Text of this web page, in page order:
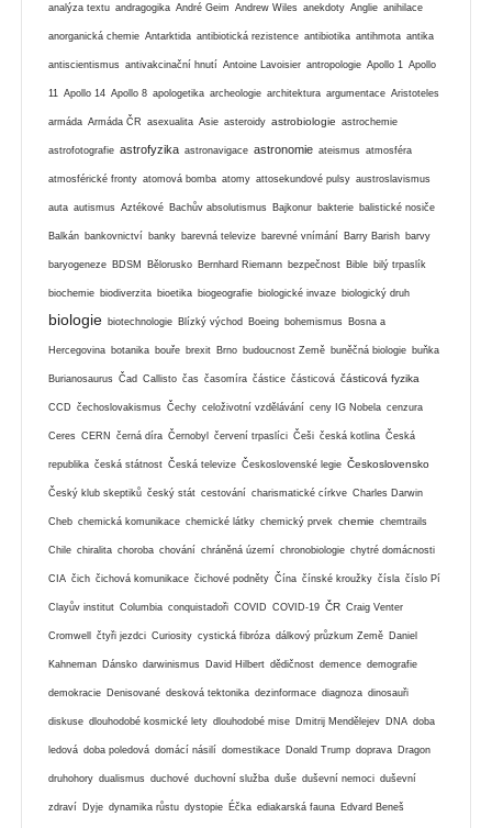
analýza textu andragogika André Geim Andrew Wiles anekdoty Anglie anihilace
anorganická chemie Antarktida antibiotická rezistence antibiotika antihmota antika
antiscientismus antivakcinační hnutí Antoine Lavoisier antropologie Apollo 1 Apollo
11 Apollo 14 Apollo 8 apologetika archeologie architektura argumentace Aristoteles
armáda Armáda ČR asexualita Asie asteroidy astrobiologie astrochemie
astrofotografie astrofyzika astronavigace astronomie ateismus atmosféra
atmosférické fronty atomová bomba atomy attosekundové pulsy austroslavismus
auta autismus Aztékové Bachův absolutismus Bajkonur bakterie balistické nosiče
Balkán bankovnictví banky barevná televize barevné vnímání Barry Barish barvy
baryogeneze BDSM Bělorusko Bernhard Riemann bezpečnost Bible bilý trpaslík
biochemie biodiverzita bioetika biogeografie biologické invaze biologický druh
biologie biotechnologie Blízký východ Boeing bohemismus Bosna a
Hercegovina botanika bouře brexit Brno budoucnost Země buněčná biologie buňka
Burianosaurus Čad Callisto čas časomíra částice částicová částicová fyzika
CCD čechoslovakismus Čechy celoživotní vzdělávání ceny IG Nobela cenzura
Ceres CERN černá díra Černobyl červení trpaslíci Češi česká kotlina Česká
republika česká státnost Česká televize Československé legie Československo
Český klub skeptiků český stát cestování charismatické církve Charles Darwin
Cheb chemická komunikace chemické látky chemický prvek chemie chemtrails
Chile chiralita choroba chování chráněná území chronobiologie chytré domácnosti
CIA čich čichová komunikace čichové podněty Čína čínské kroužky čísla číslo Pí
Clayův institut Columbia conquistadoři COVID COVID-19 ČR Craig Venter
Cromwell čtyři jezdci Curiosity cystická fibróza dálkový průzkum Země Daniel
Kahneman Dánsko darwinismus David Hilbert dědičnost demence demografie
demokracie Denisované desková tektonika dezinformace diagnoza dinosauři
diskuse dlouhodobé kosmické lety dlouhodobé mise Dmitrij Mendělejev DNA doba
ledová doba poledová domácí násilí domestikace Donald Trump doprava Dragon
druhohory dualismus duchové duchovní služba duše duševní nemoci duševní
zdraví Dyje dynamika růstu dystopie Éčka ediakarská fauna Edvard Beneš